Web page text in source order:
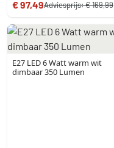
€ 97,49Adviesprijs:€ 169,99
E27 LED 6 Watt warm wit
dimbaar 350 Lumen